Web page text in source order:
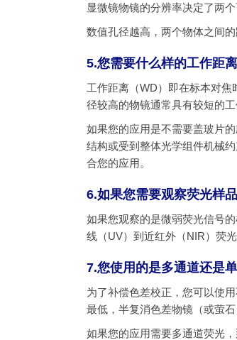
显微镜物镜的分辨率决定了两
数值孔径越高，两个物体之间
5.您需要什么样的工作距
工作距离（WD）即在标本对
径较高的物镜通常具有较短的工
如果您的应用是不需要盖玻片
结构或受到整体光学组件机械
合您的应用。
6.如果您需要观察荧光样
如果您观察的是微弱荧光信号
线（UV）到近红外（NIR）荧
7.您使用的是多通道还是
为了补偿色差校正，您可以使
最低，半复消色差物镜（或萤
如果您的应用需要多通道荧光